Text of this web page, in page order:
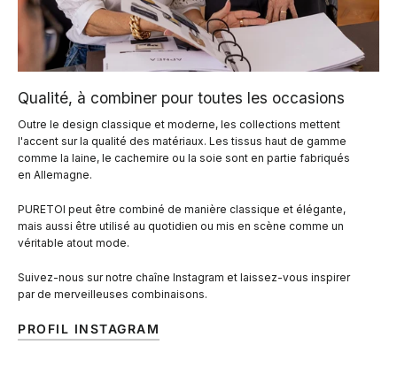
Qualité, à combiner pour toutes les occasions
Outre le design classique et moderne, les collections mettent
l'accent sur la qualité des matériaux. Les tissus haut de gamme
comme la laine, le cachemire ou la soie sont en partie fabriqués
en Allemagne.
PURETOI peut être combiné de manière classique et élégante,
mais aussi être utilisé au quotidien ou mis en scène comme un
véritable atout mode.
Suivez-nous sur notre chaîne Instagram et laissez-vous inspirer
par de merveilleuses combinaisons.
PROFIL INSTAGRAM